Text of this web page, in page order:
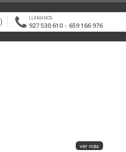
LLÁMANOS
927 530 610- 659 166 976
ver más